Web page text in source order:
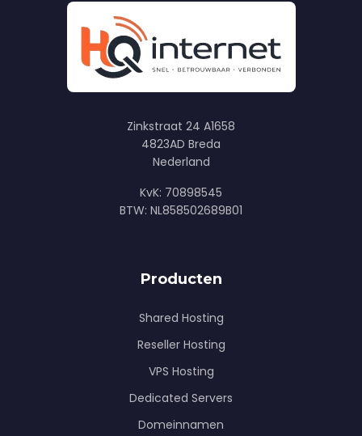
Zinkstraat 24 A1658
4823AD Breda
Nederland
KvK: 70898545
BTW: NL858502689B01
Producten
Shared Hosting
Reseller Hosting
VPS Hosting
Dedicated Servers
Domeinnamen